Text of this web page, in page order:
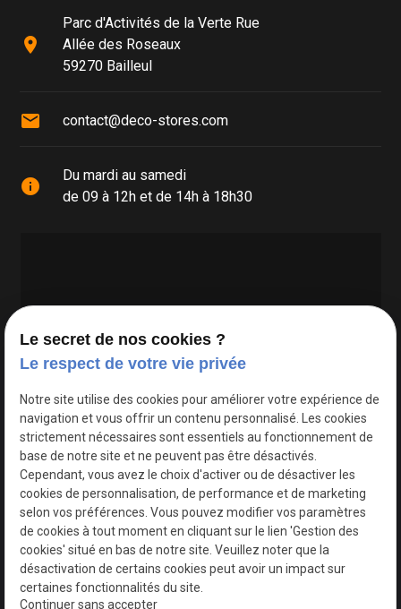
place
Parc d'Activités de la Verte Rue
Allée des Roseaux
59270 Bailleul
mail contact@deco-stores.com
info
Du mardi au samedi
de 09 à 12h et de 14h à 18h30
Google Maps Search API est désactivé.
Le secret de nos cookies ?
Le respect de votre vie privée
Notre site utilise des cookies pour améliorer votre expérience de
navigation et vous offrir un contenu personnalisé. Les cookies
strictement nécessaires sont essentiels au fonctionnement de
base de notre site et ne peuvent pas être désactivés.
Cependant, vous avez le choix d'activer ou de désactiver les
cookies de personnalisation, de performance et de marketing
selon vos préférences. Vous pouvez modifier vos paramètres
de cookies à tout moment en cliquant sur le lien 'Gestion des
cookies' situé en bas de notre site. Veuillez noter que la
désactivation de certains cookies peut avoir un impact sur
certaines fonctionnalités du site.
Continuer sans accepter